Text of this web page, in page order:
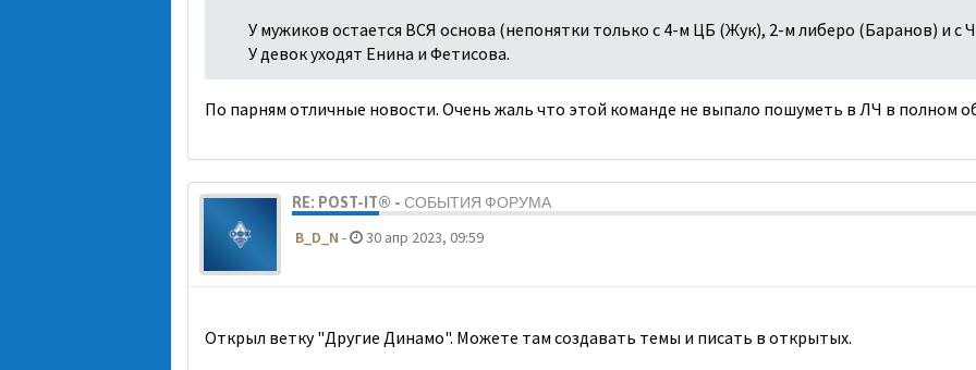
У мужиков остается ВСЯ основа (непонятки только с 4-м ЦБ (Жук), 2-м либеро (Баранов) и с
У девок уходят Енина и Фетисова.
По парням отличные новости. Очень жаль что этой команде не выпало пошуметь в ЛЧ в полном
RE: POST-IT® - СОБЫТИЯ ФОРУМА
B_D_N - 30 апр 2023, 09:59
Открыл ветку "Другие Динамо". Можете там создавать темы и писать в открытых.